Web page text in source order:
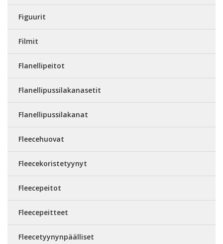
Figuurit
Filmit
Flanellipeitot
Flanellipussilakanasetit
Flanellipussilakanat
Fleecehuovat
Fleecekoristetyynyt
Fleecepeitot
Fleecepeitteet
Fleecetyynynpäälliset